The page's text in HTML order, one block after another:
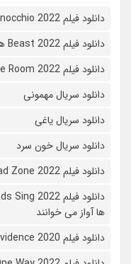
دانلود فیلم Pinocchio 2022 پینوکیو
دانلود فیلم Beast 2022 هیولا
دانلود فیلم Wire Room 2022 اتاق شنود
دانلود سریال مهمونی
دانلود سریال یاغی
دانلود سریال خون سرد
دانلود فیلم 2022 Dead Zone منطقه مرده
ها آواز می خوانند
دانلود فیلم 2020 Invisible Evidence گواه نامرئی